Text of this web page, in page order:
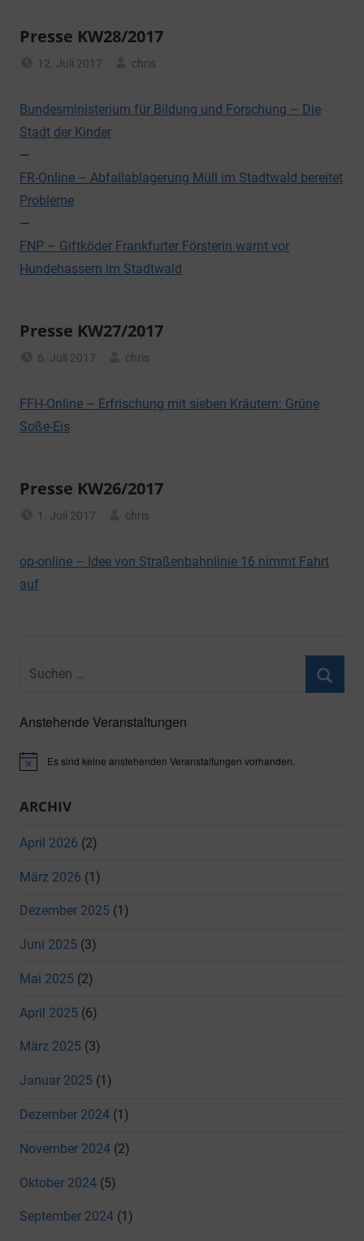
Presse KW28/2017
12. Juli 2017
chris
Bundesministerium für Bildung und Forschung – Die
Stadt der Kinder
—
FR-Online – Abfallablagerung Müll im Stadtwald bereitet
Probleme
—
FNP – Giftköder Frankfurter Försterin warnt vor
Hundehassern im Stadtwald
Presse KW27/2017
6. Juli 2017
chris
FFH-Online – Erfrischung mit sieben Kräutern: Grüne
Soße-Eis
Presse KW26/2017
1. Juli 2017
chris
op-online – Idee von Straßenbahnlinie 16 nimmt Fahrt
auf
Suchen
Anstehende Veranstaltungen
HinweisEs sind keine anstehenden Veranstaltungen vorhanden.
ARCHIV
April 2026 (2)
März 2026 (1)
Dezember 2025 (1)
Juni 2025 (3)
Mai 2025 (2)
April 2025 (6)
März 2025 (3)
Januar 2025 (1)
Dezember 2024 (1)
November 2024 (2)
Oktober 2024 (5)
September 2024 (1)